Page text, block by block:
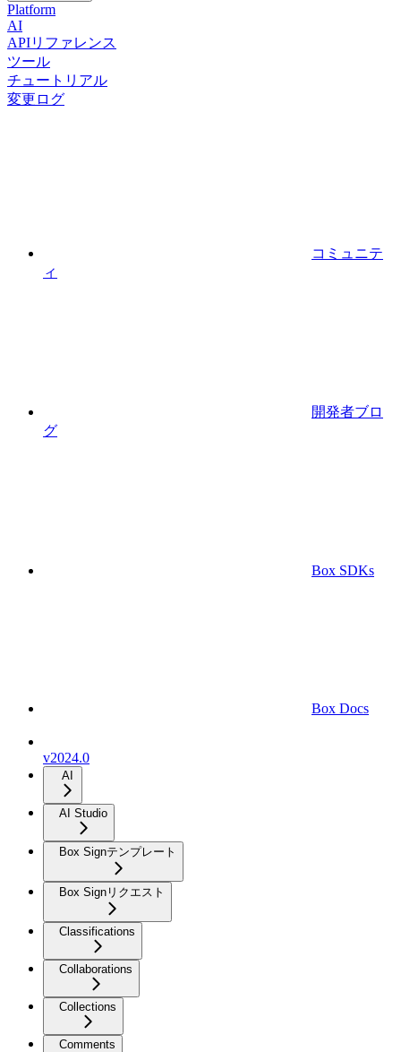
Platform
AI
APIリファレンス
ツール
チュートリアル
変更ログ
コミュニテ
ィ
開発者ブロ
グ
Box SDKs
Box Docs
v2024.0
AI
AI Studio
Box Signテンプレート
Box Signリクエスト
Classifications
Collaborations
Collections
Comments